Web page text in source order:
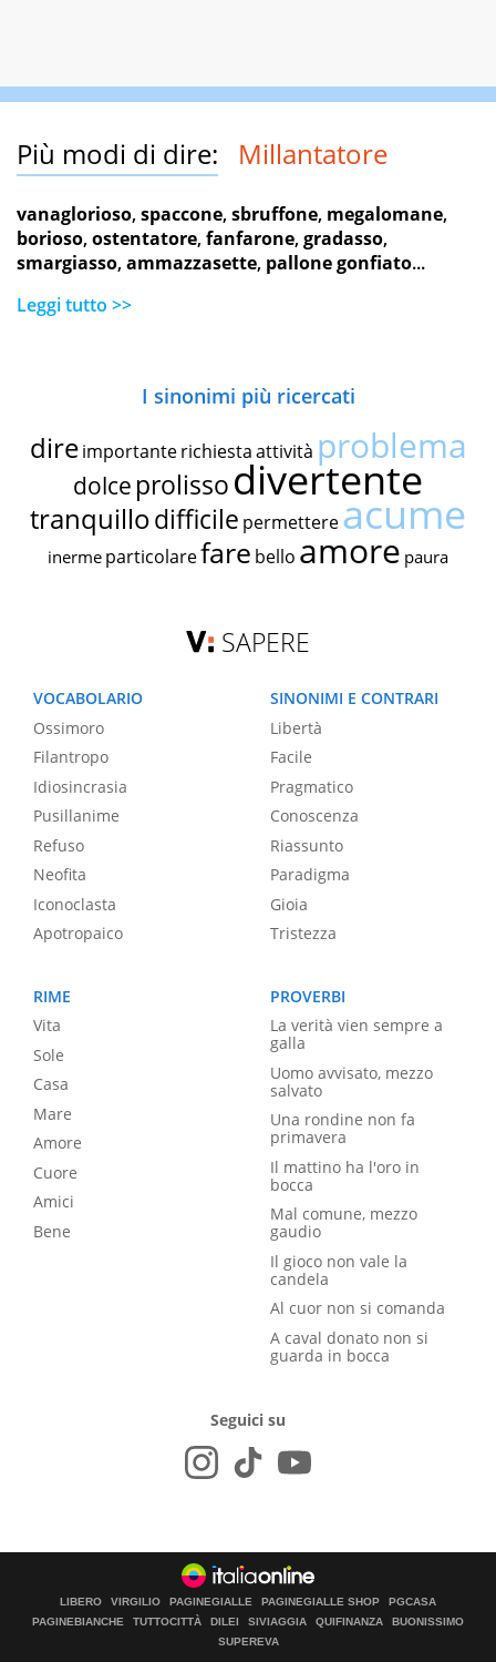
Più modi di dire: Millantatore
vanaglorioso,spaccone,sbruffone, megalomane,
borioso,ostentatore,fanfarone,gradasso,
smargiasso,ammazzasette, pallone gonfiato...
Leggi tutto >>
I sinonimi più ricercati
dire importante richiestaattività problema
dolce prolissodivertente
tranquillodifficile permettereacume
inerme particolarefare bello amore paura
SAPERE
VOCABOLARIO
Ossimoro
Filantropo
Idiosincrasia
Pusillanime
Refuso
Neofita
Iconoclasta
Apotropaico
SINONIMI E CONTRARI
Libertà
Facile
Pragmatico
Conoscenza
Riassunto
Paradigma
Gioia
Tristezza
RIME
Vita
Sole
Casa
Mare
Amore
Cuore
Amici
Bene
PROVERBI
La verità vien sempre a
galla
Uomo avvisato, mezzo
salvato
Una rondine non fa
primavera
Il mattino ha l'oro in
bocca
Mal comune, mezzo
gaudio
Il gioco non vale la
candela
Al cuor non si comanda
A caval donato non si
guarda in bocca
Seguici su
LIBERO VIRGILIO PAGINEGIALLE PAGINEGIALLE SHOP
PGCASA
PAGINEBIANCHE
TUTTOCITTÀ DILEI SIVIAGGIA QUIFINANZA
BUONISSIMO
SUPEREVA